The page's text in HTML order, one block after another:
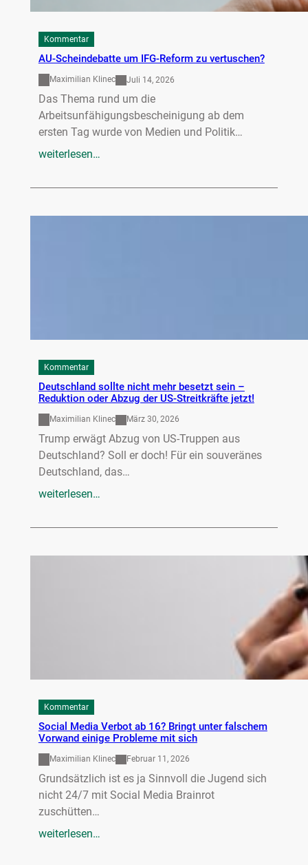
Kommentar
AU-Scheindebatte um IFG-Reform zu vertuschen?
Maximilian Klinec Juli 14, 2026
Das Thema rund um die
Arbeitsunfähigungsbescheinigung ab dem
ersten Tag wurde von Medien und Politik…
weiterlesen…
Kommentar
Deutschland sollte nicht mehr besetzt sein –
Reduktion oder Abzug der US-Streitkräfte jetzt!
Maximilian Klinec März 30, 2026
Trump erwägt Abzug von US-Truppen aus
Deutschland? Soll er doch! Für ein souveränes
Deutschland, das…
weiterlesen…
Kommentar
Social Media Verbot ab 16? Bringt unter falschem
Vorwand einige Probleme mit sich
Maximilian Klinec Februar 11, 2026
Grundsätzlich ist es ja Sinnvoll die Jugend sich
nicht 24/7 mit Social Media Brainrot
zuschütten…
weiterlesen…